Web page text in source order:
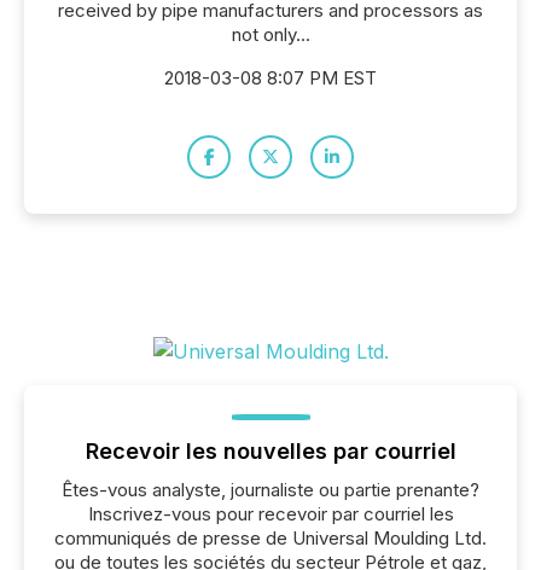
received by pipe manufacturers and processors as
not only...
2018-03-08 8:07 PM EST
Recevoir les nouvelles par courriel
Êtes-vous analyste, journaliste ou partie prenante?
Inscrivez-vous pour recevoir par courriel les
communiqués de presse de Universal Moulding Ltd.
ou de toutes les sociétés du secteur Pétrole et gaz,